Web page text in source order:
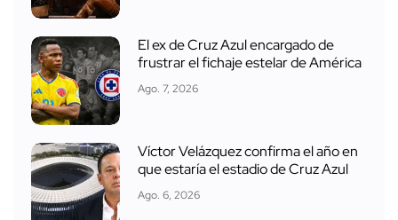
El ex de Cruz Azul encargado de
frustrar el fichaje estelar de América
Ago. 7, 2026
Víctor Velázquez confirma el año en
que estaría el estadio de Cruz Azul
Ago. 6, 2026